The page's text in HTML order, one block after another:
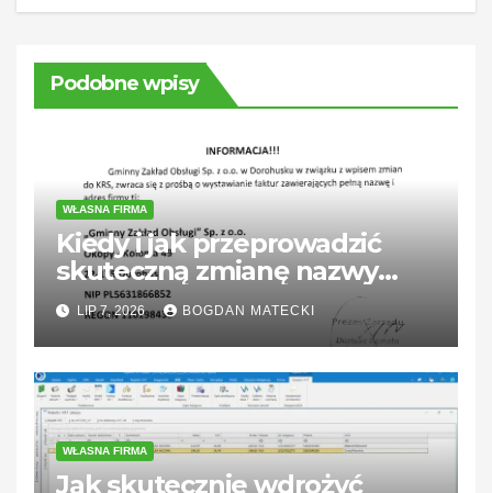
Podobne wpisy
WŁASNA FIRMA
Kiedy i jak przeprowadzić
skuteczną zmianę nazwy
firmy?
LIP 7, 2026 BOGDAN MATECKI
WŁASNA FIRMA
Jak skutecznie wdrożyć